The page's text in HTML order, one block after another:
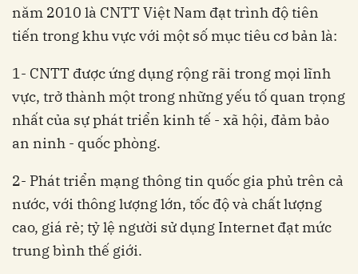
năm 2010 là CNTT Việt Nam đạt trình độ tiên
tiến trong khu vực với một số mục tiêu cơ bản là:
1- CNTT được ứng dụng rộng rãi trong mọi lĩnh
vực, trở thành một trong những yếu tố quan trọng
nhất của sự phát triển kinh tế - xã hội, đảm bảo
an ninh - quốc phòng.
2- Phát triển mạng thông tin quốc gia phủ trên cả
nước, với thông lượng lớn, tốc độ và chất lượng
cao, giá rẻ; tỷ lệ người sử dụng Internet đạt mức
trung bình thế giới.